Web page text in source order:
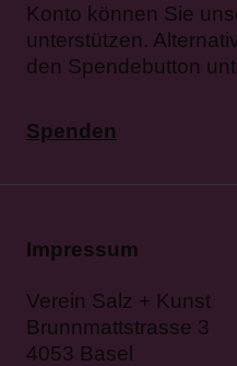
Konto können Sie
unterstützen.
den Spendebutton
Spenden
Impressum
Verein Salz + Kunst
Brunnmattstrasse 3
4053 Basel